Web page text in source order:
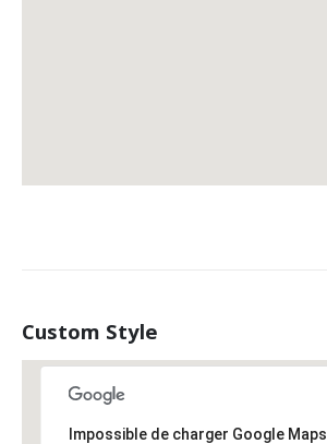
Custom Style
Impossible de charger Google Maps